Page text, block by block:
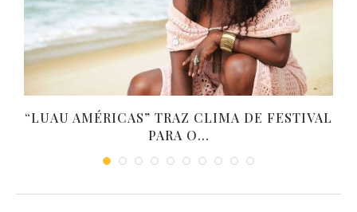
“LUAU AMÉRICAS” TRAZ CLIMA DE FESTIVAL
PARA O...